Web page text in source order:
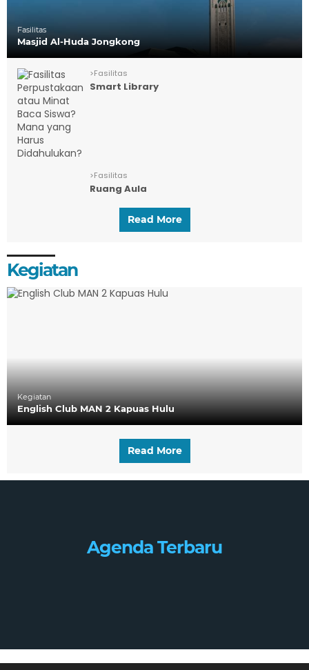
Fasilitas
Masjid Al-Huda Jongkong
>Fasilitas
Smart Library
>Fasilitas
Ruang Aula
Read More
Kegiatan
Kegiatan
English Club MAN 2 Kapuas Hulu
Read More
Agenda Terbaru